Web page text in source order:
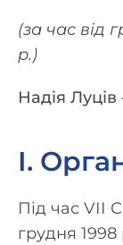
(за час від
р.)
Надія Луців
I.
Під час VІІ
грудня